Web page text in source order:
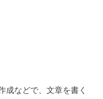
成などで、文章を書く